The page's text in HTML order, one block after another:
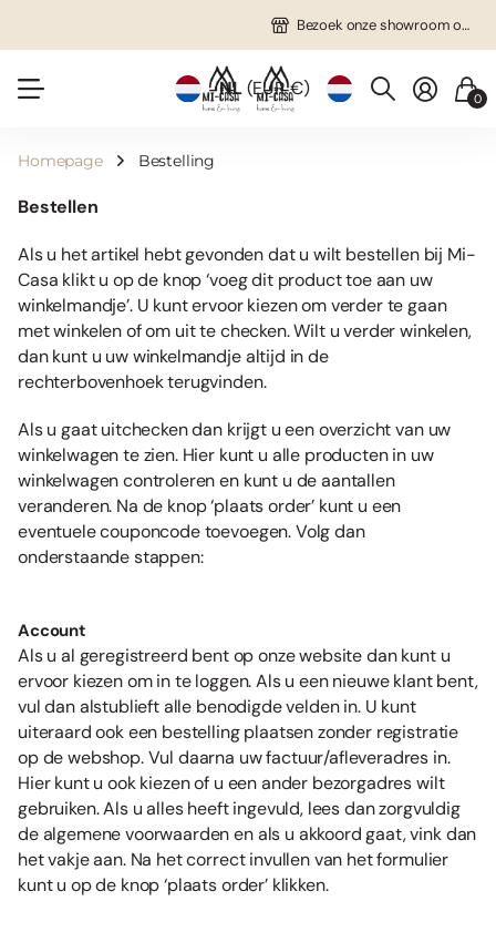
Bezoek onze showroom op afspraak!
NL(EUR €) 0
Homepage Bestelling
Bestellen
Als u het artikel hebt gevonden dat u wilt bestellen bij Mi-
Casa klikt u op de knop ‘voeg dit product toe aan uw
winkelmandje’. U kunt ervoor kiezen om verder te gaan
met winkelen of om uit te checken. Wilt u verder winkelen,
dan kunt u uw winkelmandje altijd in de
rechterbovenhoek terugvinden.
Als u gaat uitchecken dan krijgt u een overzicht van uw
winkelwagen te zien. Hier kunt u alle producten in uw
winkelwagen controleren en kunt u de aantallen
veranderen. Na de knop ‘plaats order’ kunt u een
eventuele couponcode toevoegen. Volg dan
onderstaande stappen:
Account
Als u al geregistreerd bent op onze website dan kunt u
ervoor kiezen om in te loggen. Als u een nieuwe klant bent,
vul dan alstublieft alle benodigde velden in. U kunt
uiteraard ook een bestelling plaatsen zonder registratie
op de webshop. Vul daarna uw factuur/afleveradres in.
Hier kunt u ook kiezen of u een ander bezorgadres wilt
gebruiken. Als u alles heeft ingevuld, lees dan zorgvuldig
de algemene voorwaarden en als u akkoord gaat, vink dan
het vakje aan. Na het correct invullen van het formulier
kunt u op de knop ‘plaats order’ klikken.